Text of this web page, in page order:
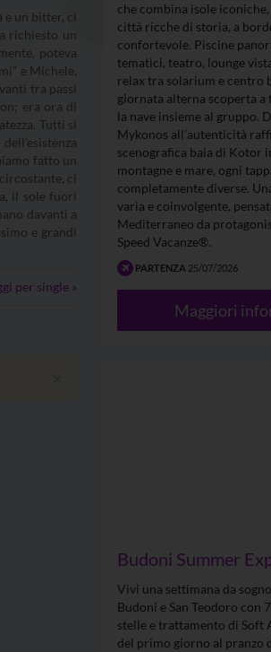
e un bitter, ci
richiesto un
poteva
e Michele,
tra passi
era ora di
Tutti si
fatto un
ci
il sole fuori
davanti a
e grandi
per single »
che combina isole
città ricche di storia, a
confortevole. Piscine
tematici, teatro, lounge
relax tra solarium e centro
giornata alterna scoperta
la nave insieme al gruppo.
Mykonos all’autenticità
scenografica baia di Kotor
montagne e mare, ogni
completamente diverse.
varia e coinvolgente,
Mediterraneo da
Speed Vacanze®.
PARTENZA 25/07/2026
Maggiori
Budoni Summer
Vivi una settimana da
Budoni e San Teodoro con
stelle e trattamento di Soft
del primo giorno al pranzo